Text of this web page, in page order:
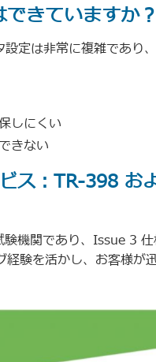
きていますか？
定は非常に複雑であり
しにくい
きない
ス：TR-398 お
機関であり、Issue 3
経験を活かし、お客様が